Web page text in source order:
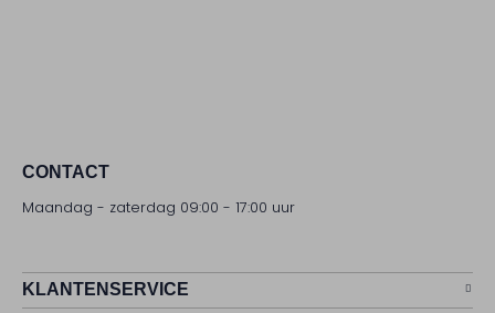
CONTACT
Maandag - zaterdag 09:00 - 17:00 uur
KLANTENSERVICE